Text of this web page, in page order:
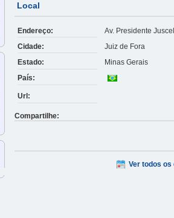
Local
Endereço:
Av. Presidente
Cidade:
Juiz de Fora
Estado:
Minas Gerais
País:
Url:
Compartilhe:
Ver todos